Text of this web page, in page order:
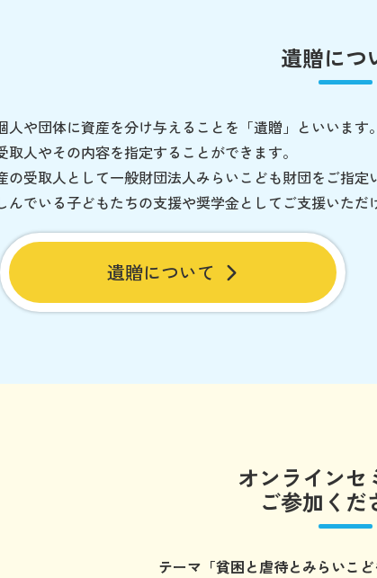
遺贈につ
や団体に資産を分け与えることを「遺贈」といいます。
人やその内容を指定することができます。
受取人として一般財団法人みらいこども財団をご指定
んでいる子どもたちの支援や奨学金としてご支援いただ
遺贈について
オンラインセ
ご参加くだ
テーマ 「貧困と虐待とみらいこ